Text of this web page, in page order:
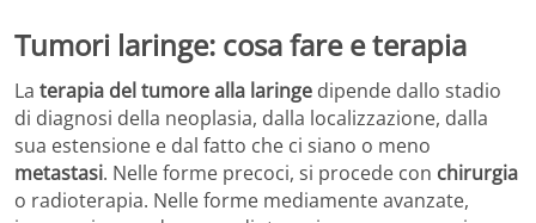
Tumori laringe: cosa fare e terapia
La terapia del tumore alla laringe dipende dallo stadio
di diagnosi della neoplasia, dalla localizzazione, dalla
sua estensione e dal fatto che ci siano o meno
metastasi. Nelle forme precoci, si procede con chirurgia
o radioterapia. Nelle forme mediamente avanzate,